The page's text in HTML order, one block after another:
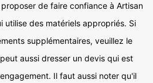
de faire confiance à Artisan
utilise des matériels appropriés. Si
supplémentaires, veuillez le
aussi dresser un devis qui est
Il faut aussi noter qu'il